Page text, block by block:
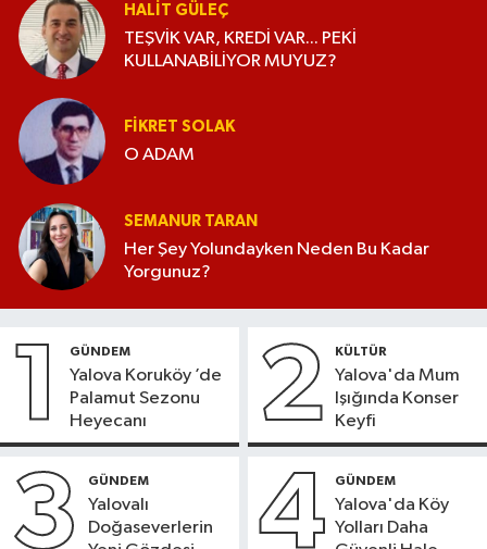
HALIT GÜLEÇ
TEŞVİK VAR, KREDİ VAR... PEKİ
KULLANABİLİYOR MUYUZ?
FIKRET SOLAK
O ADAM
SEMANUR TARAN
Her Şey Yolundayken Neden Bu Kadar
Yorgunuz?
1 GÜNDEM
Yalova Koruköy ’de
Palamut Sezonu
Heyecanı
2 KÜLTÜR
Yalova'da Mum
Işığında Konser
Keyfi
3 GÜNDEM
Yalovalı
Doğaseverlerin
4 GÜNDEM
Yalova'da Köy
Yolları Daha